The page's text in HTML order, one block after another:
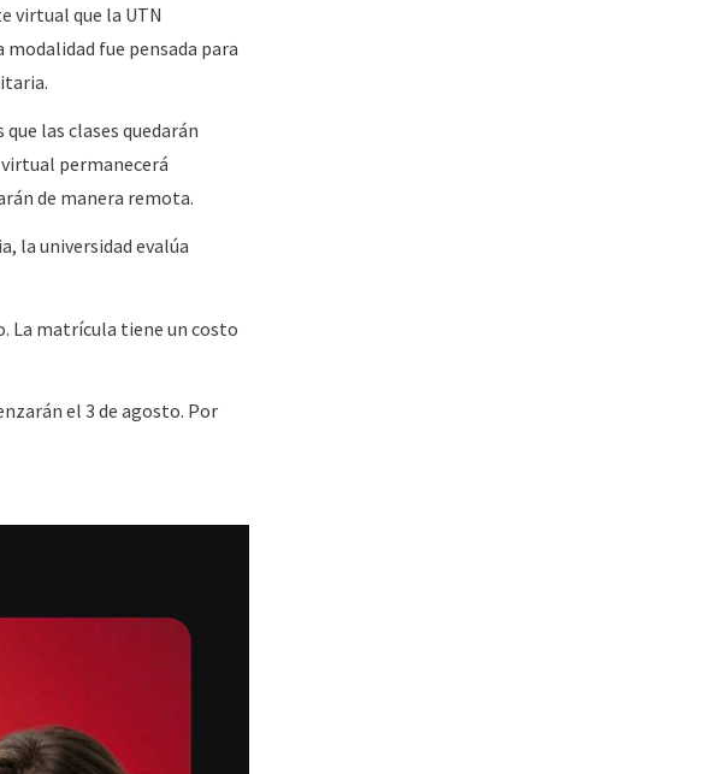
virtual que la UTN
fue pensada para
las clases quedarán
virtual permanecerá
de manera remota.
la universidad evalúa
La matrícula tiene un costo
el 3 de agosto. Por